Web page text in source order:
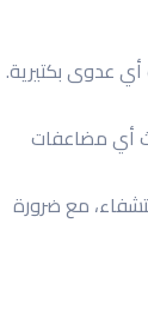
عدوى بكتيرية.
أي مضاعفات
مع ضرورة